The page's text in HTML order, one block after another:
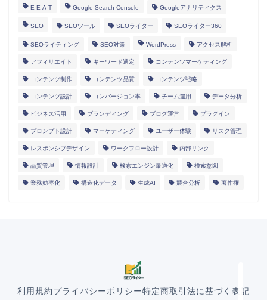
E-E-A-T Google Search Console Googleアナリティクス
SEO SEOツール SEOライター SEOライター360
SEOライティング SEO対策 WordPress アクセス解析
アフィリエイト キーワード選定 コンテンツマーケティング
コンテンツ制作 コンテンツ品質 コンテンツ戦略
コンテンツ設計 コンバージョン率 チーム運用 データ分析
ビジネス活用 ブランディング ブログ運営 プラグイン
プロンプト設計 マーケティング ユーザー体験 リスク管理
レスポンシブデザイン ワークフロー設計 内部リンク
品質管理 情報設計 検索エンジン最適化 検索意図
業務効率化 構造化データ 生成AI 競合分析 著作権
利用規約プライバシーポリシー特定商取引法に基づく表記
HOME